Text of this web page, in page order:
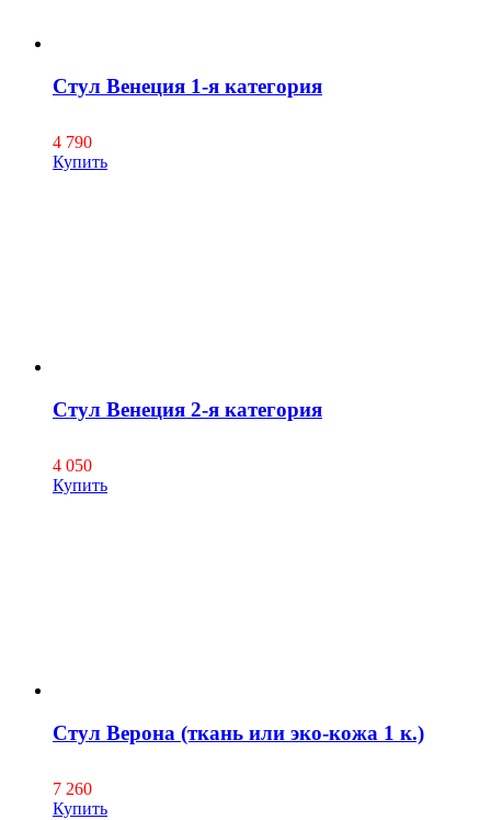
Стул Венеция 1-я категория
4 790
Купить
Стул Венеция 2-я категория
4 050
Купить
Стул Верона (ткань или эко-кожа 1 к.)
7 260
Купить